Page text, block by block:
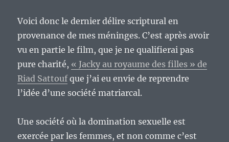
Voici donc le dernier délire scriptural en
provenance de mes méninges. C’est après avoir
vu en partie le film, que je ne qualifierai pas
pure charité, « Jacky au royaume des filles » de
Riad Sattoufque j’ai eu envie de reprendre
l’idée d’une société matriarcal.
Une société où la domination sexuelle est
exercée par les femmes, et non comme c’est